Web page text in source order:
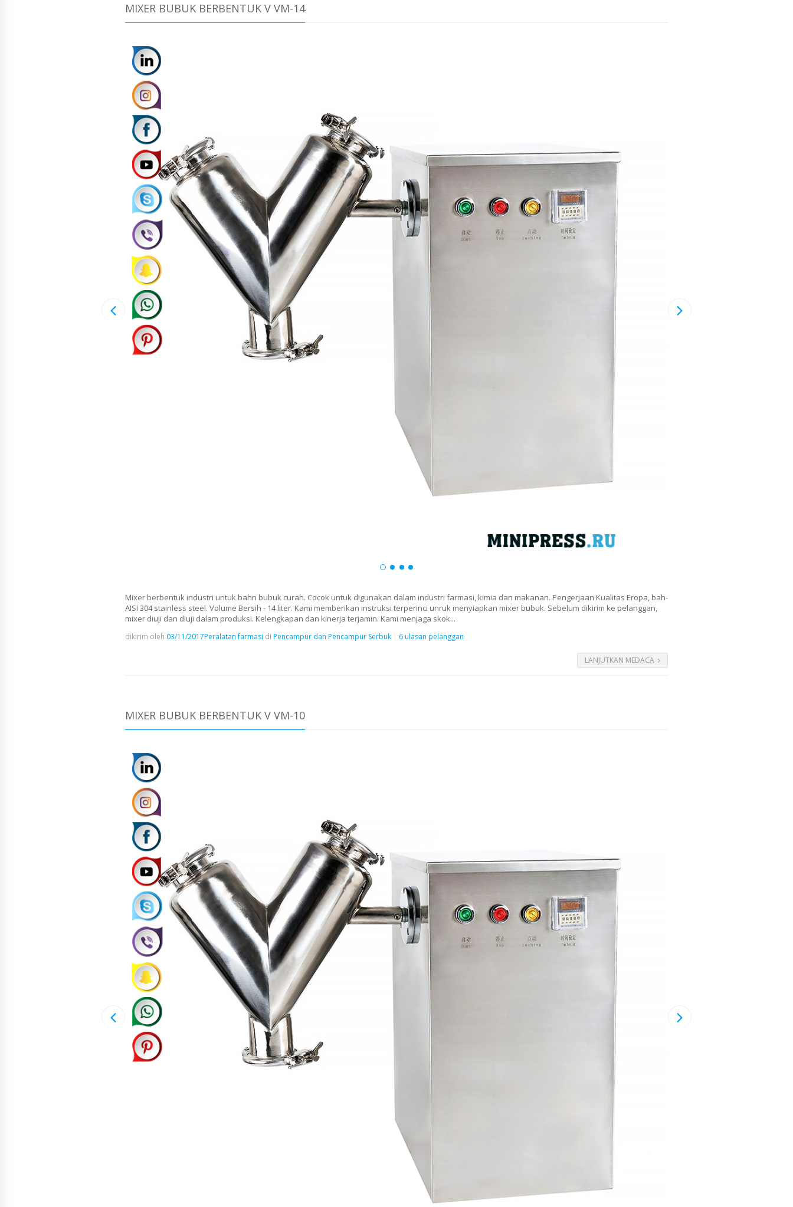
MIXER BUBUK BERBENTUK V VM-14
Mixer berbentuk industri untuk bahn bubuk curah. Cocok untuk digunakan dalam industri farmasi, kimia dan makanan. Pengerjaan Kualitas Eropa, bah-
AISI 304 stainless steel. Volume Bersih - 14 liter. Kami memberikan instruksi terperinci unruk menyiapkan mixer bubuk. Sebelum dikirim ke pelanggan,
mixer diuji dan diuji dalam produksi. Kelengkapan dan kinerja terjamin. Kami menjaga skok...
dikirim oleh 03/11/2017Peralatan farmasi di Pencampur dan Pencampur Serbuk 6 ulasan pelanggan
LANJUTKAN MEDACA
MIXER BUBUK BERBENTUK V VM-10